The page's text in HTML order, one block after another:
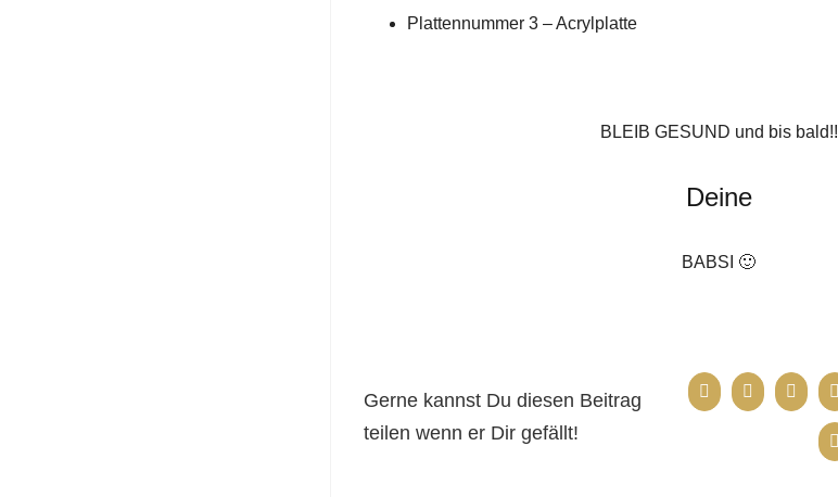
Plattennummer 3 – Acrylplatte
BLEIB GESUND und bis bald!!
Deine
BABSI 🙂
Gerne kannst Du diesen Beitrag
teilen wenn er Dir gefällt!